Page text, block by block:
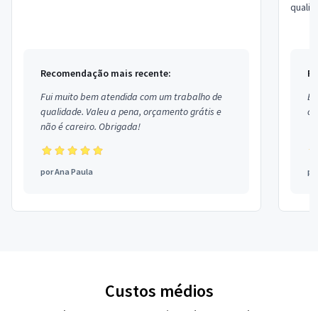
Recomendação mais recente:
Fui muito bem atendida com um trabalho de
qualidade. Valeu a pena, orçamento grátis e
não é careiro. Obrigada!
porAna Paula
Custos médios